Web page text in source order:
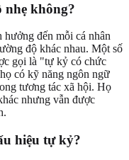
nhẹ không?
đến mỗi cá nhân
độ khác nhau. Một số
gọi là "tự kỷ có chức
có kỹ năng ngôn ngữ
tương tác xã hội. Họ
nhưng vẫn được
hiệu tự kỷ?